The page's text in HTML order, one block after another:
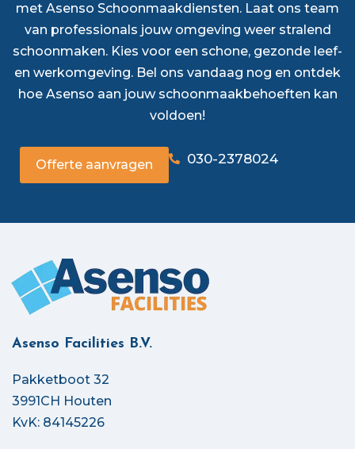
met Asenso Schoonmaakdiensten. Laat ons team
van professionals jouw omgeving weer stralend
schoonmaken. Kies voor een schone, gezonde leef-
en werkomgeving. Bel ons vandaag nog en ontdek
hoe Asenso aan jouw schoonmaakbehoeften kan
voldoen!
Offerte aanvragen 030-2378024
Asenso Facilities B.V.
Pakketboot 32
3991CH Houten
KvK: 84145226